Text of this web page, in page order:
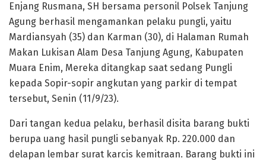
Enjang Rusmana, SH bersama personil Polsek Tanjung
Agung berhasil mengamankan pelaku pungli, yaitu
Mardiansyah (35) dan Karman (30), di Halaman Rumah
Makan Lukisan Alam Desa Tanjung Agung, Kabupaten
Muara Enim, Mereka ditangkap saat sedang Pungli
kepada Sopir-sopir angkutan yang parkir di tempat
tersebut, Senin (11/9/23).
Dari tangan kedua pelaku, berhasil disita barang bukti
berupa uang hasil pungli sebanyak Rp. 220.000 dan
delapan lembar surat karcis kemitraan. Barang bukti ini